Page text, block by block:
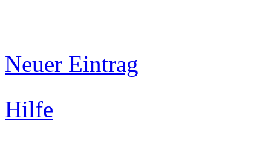
Neuer Eintrag
Hilfe